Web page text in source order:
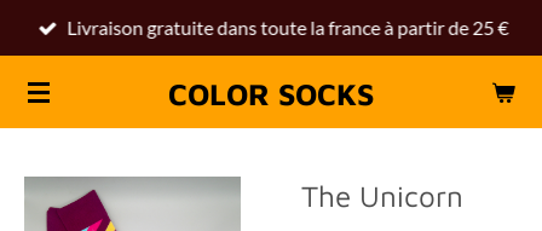
Passer
au
contenu
principal
COLOR SOCKS
Livraison gratuite dans toute la france à partir de 25 €
The Unicorn